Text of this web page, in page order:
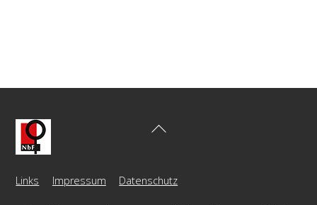
Back
To
Links Impressum Datenschutz